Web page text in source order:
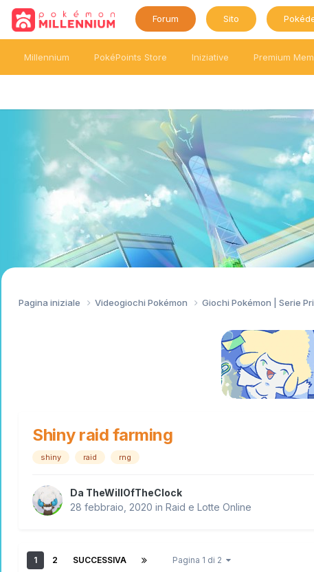
Forum Sito
Millennium PokéPoints Store Iniziative Premium
Pagina iniziale Videogiochi Pokémon Giochi Pokémon | Serie
Shiny raid farming
shiny raid rng
Da TheWillOfTheClock
28 febbraio, 2020 in Raid e Lotte Online
1 2 SUCCESSIVA Pagina 1 di 2